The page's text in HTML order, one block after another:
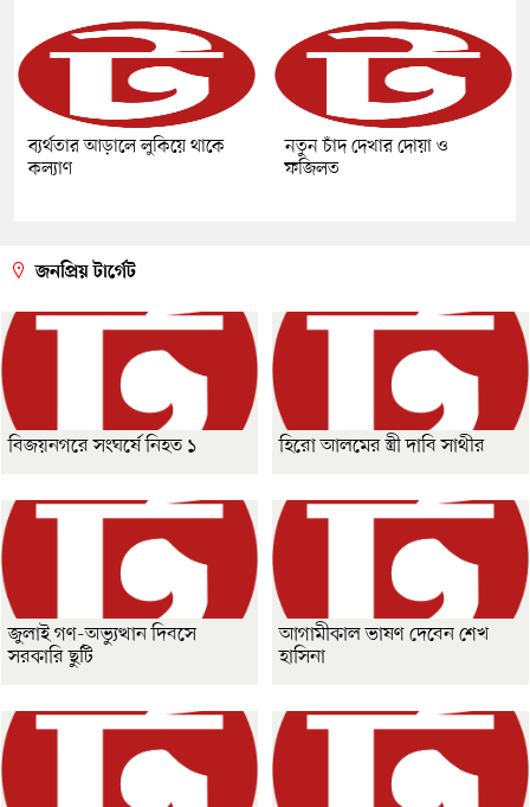
ব্যর্থতার আড়ালে লুকিয়ে থাকে
কল্যাণ
নতুন চাঁদ দেখার দোয়া ও
ফজিলত
জনপ্রিয় টার্গেট
বিজয়নগরে সংঘর্ষে নিহত ১ হিরো আলমের স্ত্রী দাবি সাথীর
জুলাই গণ-অভ্যুত্থান দিবসে
সরকারি ছুটি
আগামীকাল ভাষণ দেবেন শেখ
হাসিনা